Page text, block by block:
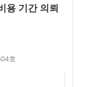
용 기간 의뢰
호